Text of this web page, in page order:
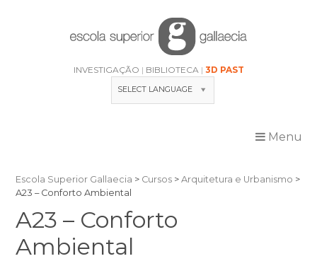
INVESTIGAÇÃO BIBLIOTECA 3D PAST
SELECT LANGUAGE
Menu
Escola Superior Gallaecia > Cursos >Arquitetura e Urbanismo >
A23 – Conforto Ambiental
A23 – Conforto
Ambiental